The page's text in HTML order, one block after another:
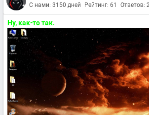
С нами: 3150 дней Рейтинг: 61 Ответов:
Ну, как-то так.